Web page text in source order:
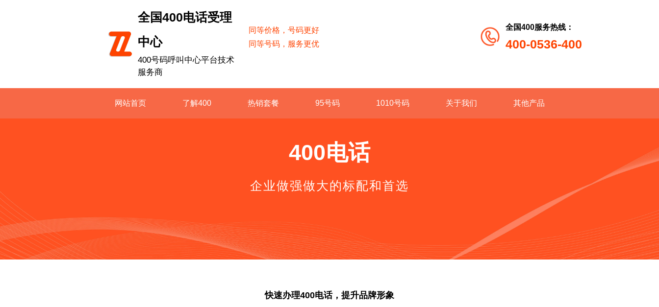
全国400电话受理
中心
400号码呼叫中心平台技术
服务商
同等价格，号码更好
同等号码，服务更优
全国400服务热线：
400-0536-400
网站首页 了解400 热销套餐 95号码 1010号码 关于我们 其他产品
400电话
企业做强做大的标配和首选
快速办理400电话，提升品牌形象